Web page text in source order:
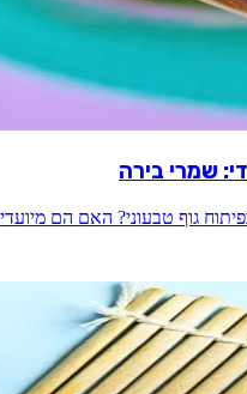
שמרי בירה
גוף טבעוני? האם הם